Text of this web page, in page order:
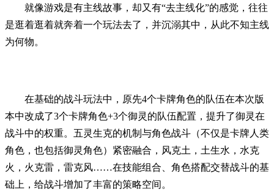
就像游戏是有主线故事，却又有“去主线化”的感觉，往往
是逛着逛着就奔着一个玩法去了，并沉溺其中，从此不知主线
为何物。
在基础的战斗玩法中，原先4个卡牌角色的队伍在本次版
本中改成了3个卡牌角色+3个御灵的队伍配置，提升了御灵在
战斗中的权重。五灵生克的机制与角色战斗（不仅是卡牌人类
角色，也包括御灵角色）紧密融合，风克土，土生水，水克
火，火克雷，雷克风……在技能组合、角色搭配交替战斗的基
础上，给战斗增加了丰富的策略空间。